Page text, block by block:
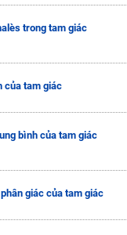
trong tam giác
của tam giác
bình của tam giác
giác của tam giác